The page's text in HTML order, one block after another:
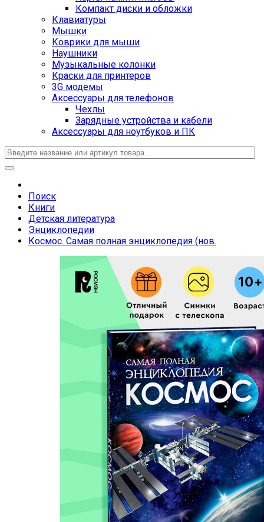
Компакт диски и обложки
Клавиатуры
Мышки
Коврики для мыши
Наушники
Музыкальные колонки
Краски для принтеров
3G модемы
Аксессуары для телефонов
Чехлы
Зарядные устройства и кабели
Аксессуары для ноутбуков и ПК
Поиск
Книги
Детская литература
Энциклопедии
Космос. Самая полная энциклопедия (нов.